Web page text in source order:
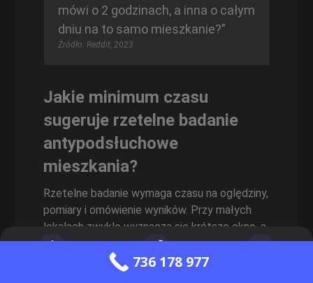
mówi o 2 godzinach, a inna o całym
dniu na to samo mieszkanie?”
Źródło: Reddit, 2023.
Jakie minimum czasu
sugeruje rzetelne badanie
antypodsłuchowe
mieszkania?
Rzetelne badanie wymaga czasu na oględziny,
pomiary i omówienie wyników. Przy małych
lokalach zwykle wyznacza się krótsze okno, a
przy większych niezbędne jest planowanie
dłuższych bloków. Zbyt krótki czas oznacza
Zadzwoń do nas
736 178 977